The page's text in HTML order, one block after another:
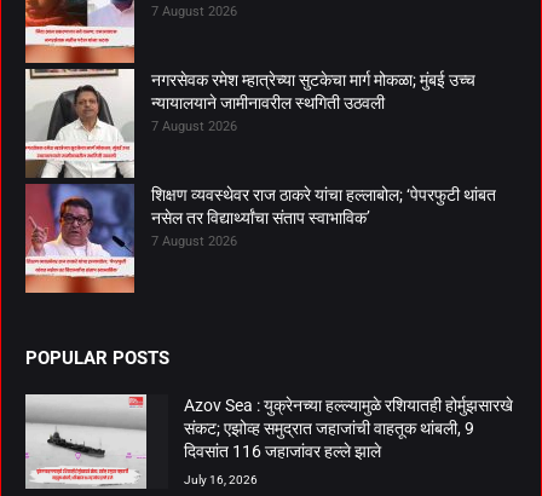
7 August 2026
नगरसेवक रमेश म्हात्रेच्या सुटकेचा मार्ग मोकळा; मुंबई उच्च
न्यायालयाने जामीनावरील स्थगिती उठवली
7 August 2026
शिक्षण व्यवस्थेवर राज ठाकरे यांचा हल्लाबोल; ‘पेपरफुटी थांबत
नसेल तर विद्यार्थ्यांचा संताप स्वाभाविक’
7 August 2026
POPULAR POSTS
Azov Sea : युक्रेनच्या हल्ल्यामुळे रशियातही होर्मुझसारखे
संकट; एझोव्ह समुद्रात जहाजांची वाहतूक थांबली, 9
दिवसांत 116 जहाजांवर हल्ले झाले
July 16, 2026